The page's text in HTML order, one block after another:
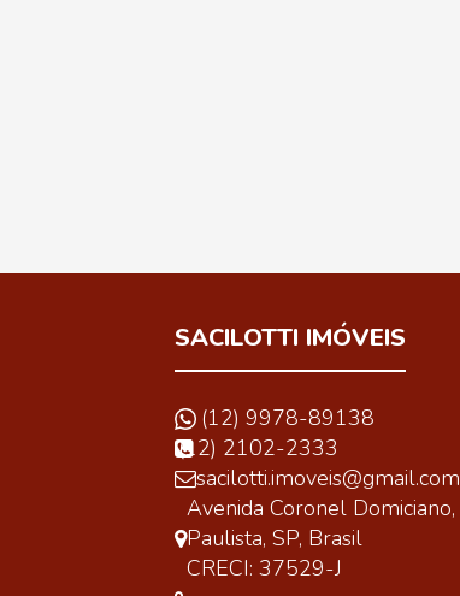
SACILOTTI IMÓVEIS
(12) 9978-89138
(12) 2102-2333
sacilotti.imoveis@gmail.com
Avenida Coronel Domiciano,
Paulista, SP, Brasil
CRECI: 37529-J